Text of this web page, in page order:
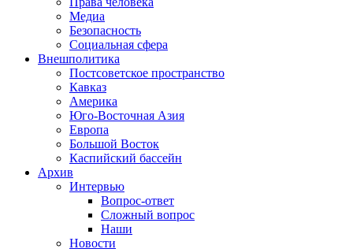
Медиа
Безопасность
Социальная сфера
Внешполитика
Постсоветское пространство
Кавказ
Америка
Юго-Восточная Азия
Европа
Большой Восток
Каспийский бассейн
Архив
Интервью
Вопрос-ответ
Сложный вопрос
Наши
Новости